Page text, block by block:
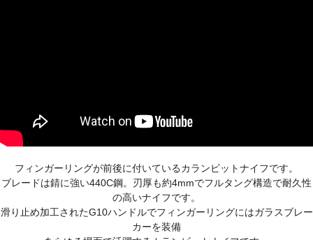
フィンガーリングが前後に付いているカランビットナイフです。
ブレードは錆に強い440C鋼。刃厚も約4mmでフルタング構造で耐久性
の高いナイフです。
滑り止め加工されたG10ハンドルでフィンガーリングにはガラスブレー
カーを装備